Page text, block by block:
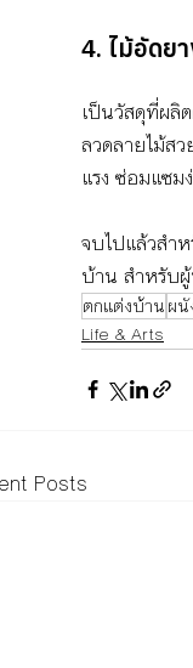
4. ไม้อัดย
เป็นวัสดุที่ผลิ
ลวดลายไม้ส
แรง ซ่อมแซม
จบไปแล้วสำ
บ้าน สำหรับ
ตกแต่งบ้านผนั
Life & Arts
Posts